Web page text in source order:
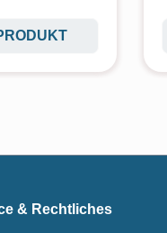
& Rechtliches